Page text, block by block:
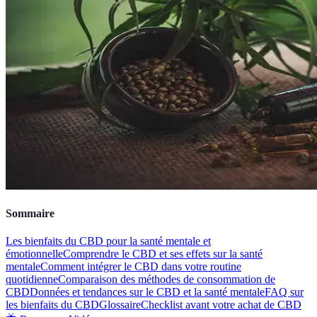
Sommaire
Les bienfaits du CBD pour la santé mentale et
émotionnelleComprendre le CBD et ses effets sur la santé
mentaleComment intégrer le CBD dans votre routine
quotidienneComparaison des méthodes de consommation de
CBDDonnées et tendances sur le CBD et la santé mentaleFAQ sur
les bienfaits du CBDGlossaireChecklist avant votre achat de CBD